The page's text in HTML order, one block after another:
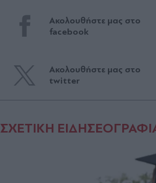
Ακολουθήστε μας στο
facebook
Ακολουθήστε μας στο
twitter
ΣΧΕΤΙΚΗ